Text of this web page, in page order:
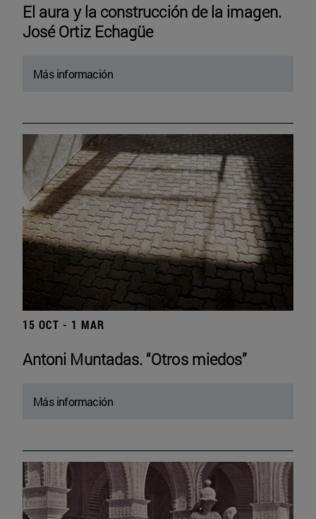
El aura y la construcción de la imagen.
José Ortiz Echagüe
Más información
15 OCT - 1 MAR
Antoni Muntadas. “Otros miedos”
Más información